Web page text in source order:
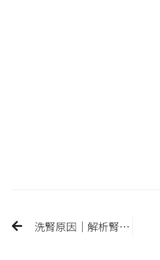
洗腎原因｜解析腎臟功能告訴你為什麼要洗腎，2種洗腎方式比較